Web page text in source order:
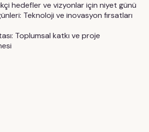
hedefler ve vizyonlar için niyet günü
Teknoloji ve inovasyon fırsatları
Toplumsal katkı ve proje